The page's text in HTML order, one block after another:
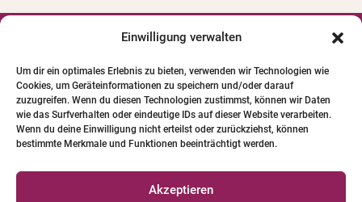
Einwilligung verwalten
Um dir ein optimales Erlebnis zu bieten, verwenden wir Technologien wie
Cookies, um Geräteinformationen zu speichern und/oder darauf
zuzugreifen. Wenn du diesen Technologien zustimmst, können wir Daten
wie das Surfverhalten oder eindeutige IDs auf dieser Website verarbeiten.
Wenn du deine Einwilligung nicht erteilst oder zurückziehst, können
bestimmte Merkmale und Funktionen beeinträchtigt werden.
Akzeptieren
:

© 2024 INSTITUT FÜR PFERDE-
PHYSIOTHERAPIE GBR. Alle Bilder und Texte
unterliegen dem Urheberrecht.